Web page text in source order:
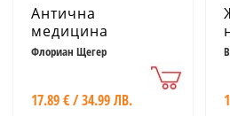
Антична
медицина
Флориан Щегер
17.89 € / 34.99 ЛВ.